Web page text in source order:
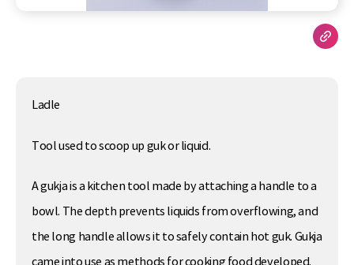
Ladle
Tool used to scoop up guk or liquid.
A gukja is a kitchen tool made by attaching a handle to a
bowl. The depth prevents liquids from overflowing, and
the long handle allows it to safely contain hot guk. Gukja
came into use as methods for cooking food developed.